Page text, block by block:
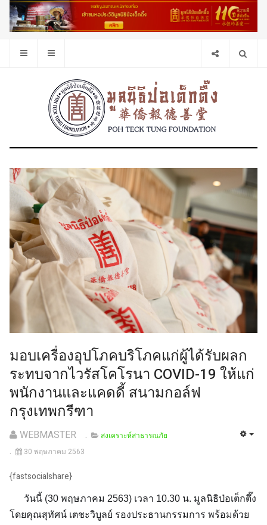
มอบเครื่องอุปโภคบริโภคแก่ผู้ได้รับผลก
ระทบจากไวรัสโคโรนา COVID-19 ให้แก่
พนักงานและแคดดี้ สนามกอล์ฟ
กรุงเทพกรีฑา
WEBMASTER
สงเคราะห์สาธารณภัย
30 พฤษภาคม 2563
{fastsocialshare}
วันนี้ (30 พฤษภาคม 2563) เวลา 10.30 น. มูลนิธิป่อเต็กตึ๊ง
โดยคุณสุทัศน์ เตชะวิบูลย์ รองประธานกรรมการ พร้อมด้วย